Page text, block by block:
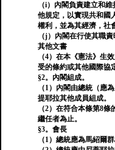
（i）內閣負責建立和
他規定，以實現共和國
權利，並為其經濟，社
（j）內閣在行使其職
其他文書
（4）在本《憲法》生
受的條約或其他國際協
§2。內閣組成。
（1）內閣由總統（應
提耶拉其他成員組成。
（2）在符合本條第8
繼任者為止。
§3。會長
（1）總統應為馬紹爾